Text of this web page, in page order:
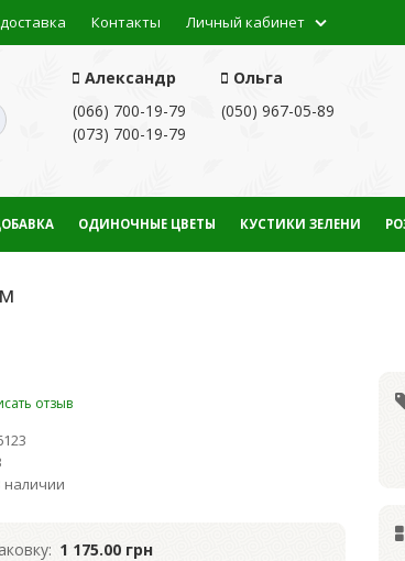
Контакты Личный кабинет
Александр
(066) 700-19-79
(073) 700-19-79
Ольга
(050) 967-05-89
ОДИНОЧНЫЕ ЦВЕТЫ КУСТИКИ ЗЕЛЕНИ
отзыв
наличии
1 175.00 грн